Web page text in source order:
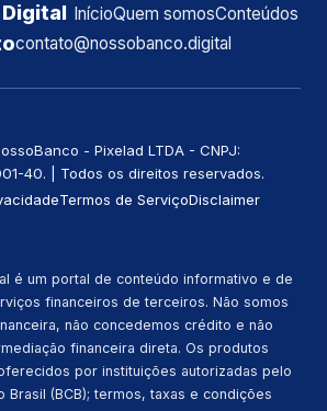
InícioQuem somosConteúdos
contato@nossobanco.digital
- Pixelad LTDA - CNPJ:
40. | Todos os direitos reservados.
Termos de ServiçoDisclaimer
é um portal de conteúdo informativo e de
financeiros de terceiros. Não somos
não concedemos crédito e não
financeira direta. Os produtos
por instituições autorizadas pelo
Brasil (BCB); termos, taxas e condições